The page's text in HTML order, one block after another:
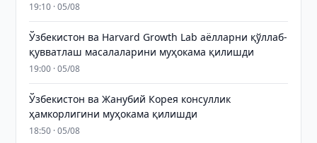
19:10 · 05/08
Ўзбекистон ва Harvard Growth Lab аёлларни қўллаб-
қувватлаш масалаларини муҳокама қилишди
19:00 · 05/08
Ўзбекистон ва Жанубий Корея консуллик
ҳамкорлигини муҳокама қилишди
18:50 · 05/08